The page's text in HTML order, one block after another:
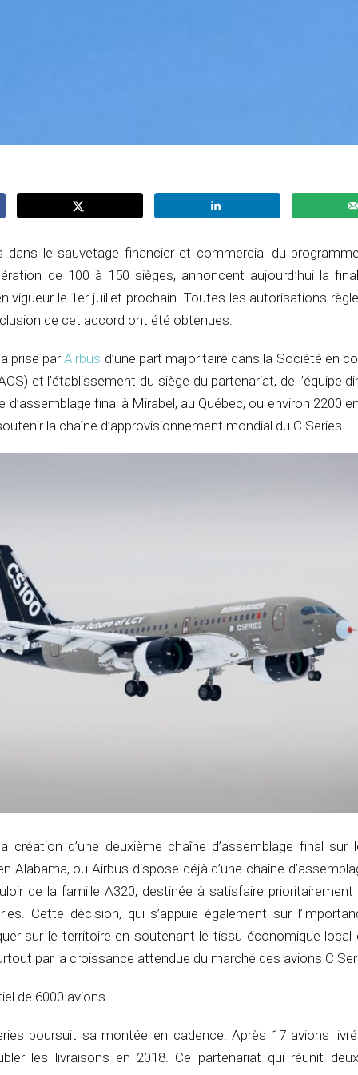
dans le sauvetage financier et commercial du
de 100 à 150 sièges, annoncent aujourd’hui la
vigueur le 1er juillet prochain. Toutes les autorisations
de cet accord ont été obtenues.
prise parAirbus d’une part majoritaire dans la Société en
et l’établissement du siège du partenariat, de l’équipe
d’assemblage final à Mirabel, au Québec, ou environ 2200
la chaîne d’approvisionnement mondial du C Series.
création d’une deuxième chaîne d’assemblage final sur
Alabama, ou Airbus dispose déjà d’une chaîne
de la famille A320, destinée à satisfaire
Cette décision, qui s’appuie également sur
sur le territoire en soutenant le tissu économique local
par la croissance attendue du marché des avions C
de 6000 avions
poursuit sa montée en cadence. Après 17 avions
les livraisons en 2018. Ce partenariat qui réunit